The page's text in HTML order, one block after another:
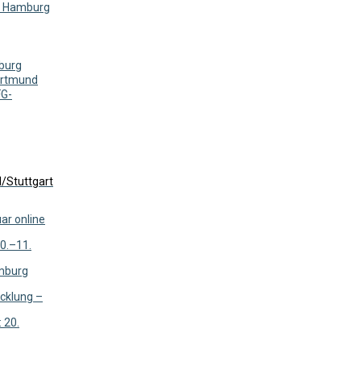
Stuttgart
online
–